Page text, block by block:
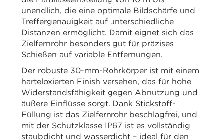
unendlich, die eine optimale Bildschärfe und
Treffergenauigkeit auf unterschiedliche
Distanzen ermöglicht. Damit eignet sich das
Zielfernrohr besonders gut für präzises
Schießen auf variable Entfernungen.
Der robuste 30-mm-Rohrkörper ist mit einem
harteloxierten Finish versehen, das für hohe
Widerstandsfähigkeit gegen Abnutzung und
äußere Einflüsse sorgt. Dank Stickstoff-
Füllung ist das Zielfernrohr beschlagfrei, und
mit der Schutzklasse IP67 ist es vollständig
staubdicht und wasserdicht – ideal für den